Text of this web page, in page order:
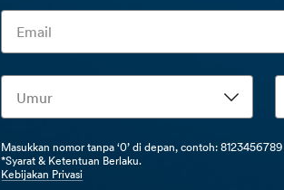
Masukkan nomor tanpa ‘0’ di depan, contoh: 8123456789
*Syarat & Ketentuan Berlaku.
Kebijakan Privasi